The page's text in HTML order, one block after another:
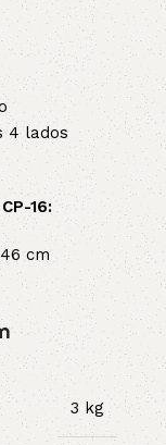
4 lados
16:
cm
3 kg